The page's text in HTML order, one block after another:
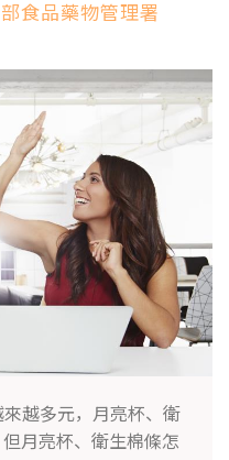
食品藥物管理署
越多元，月亮杯、衛
月亮杯、衛生棉條怎